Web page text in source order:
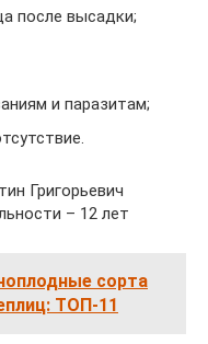
после высадки;
и паразитам;
Григорьевич
– 12 лет
сорта
ТОП-11